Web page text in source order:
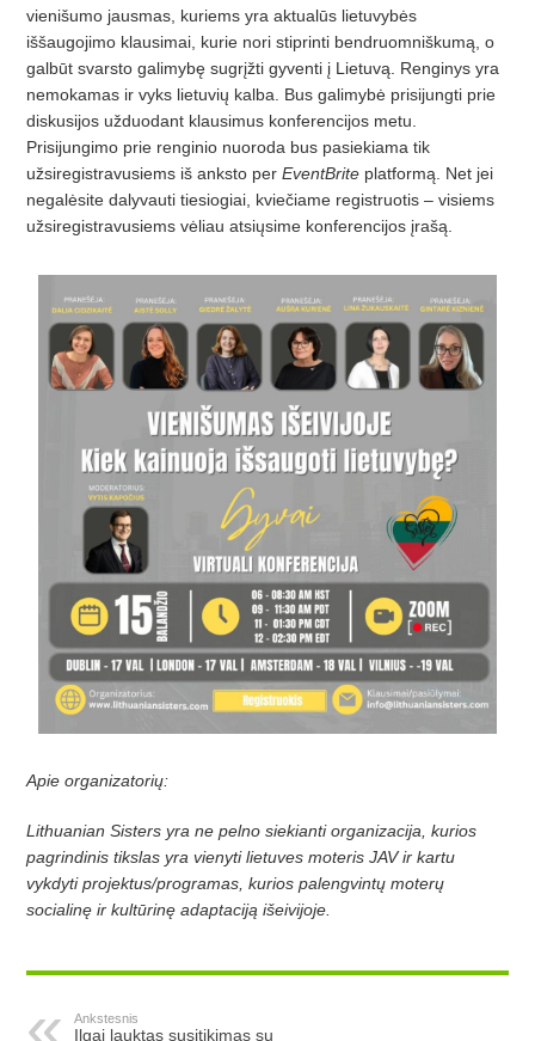
vienišumo jausmas, kuriems yra aktualūs lietuvybės
iššaugojimo klausimai, kurie nori stiprinti bendruomniškumą , o
galbūt svarsto galimybę sugrįžti gyventi į Lietuvą. Renginys yra
nemokamas ir vyks lietuvių kalba. Bus galimybė prisijungti prie
diskusijos užduodant klausimus konferencijos metu.
Prisijungimo prie renginio nuoroda bus pasiekiama tik
užsiregistravusiems išanksto perEventBrite platformą. Net jei
negalėsite dalyvauti tiesiogiai, kviečiame registruotis –visiems
užsiregistravusiems vėliau atsiųsime konferencijos įrašą.
Apie organizatorių:
Lithuanian Sisters yra ne pelno siekianti organizacija, kurios
pagrindinis tikslas yra vienyti lietuves moteris JAV ir kartu
vykdyti projektus/programas, kurios palengvintų moterų
socialinę ir kultūrinę adaptaciją išeivijoje.
Ankstesnis
Ilgai lauktas susitikimas su